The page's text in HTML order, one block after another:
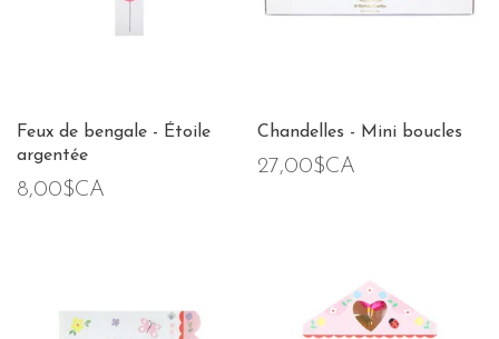
Feux de bengale - Étoile
argentée
8,00$CA
Chandelles - Mini boucles
27,00$CA